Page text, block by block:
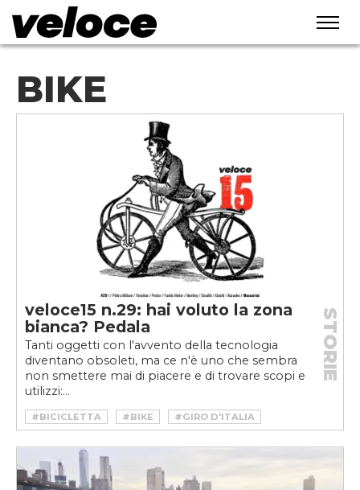
BIKE
veloce15 n.29: hai voluto la zona
bianca? Pedala
Tanti oggetti con l'avvento della tecnologia
diventano obsoleti, ma ce n'è uno che sembra
non smettere mai di piacere e di trovare scopi e
utilizzi:...
STORIE
#BICICLETTA #BIKE
#GIRO D'ITALIA
#MICROMOBILITÀ
#MOBILITÀ SOSTENIBILE
#SPORT
#VELOCEKW